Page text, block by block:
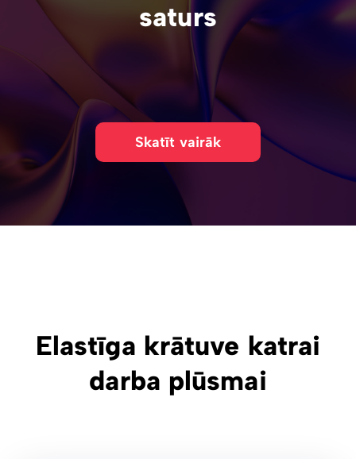
saturs
Skatīt vairāk
Elastīga krātuve katrai
darba plūsmai